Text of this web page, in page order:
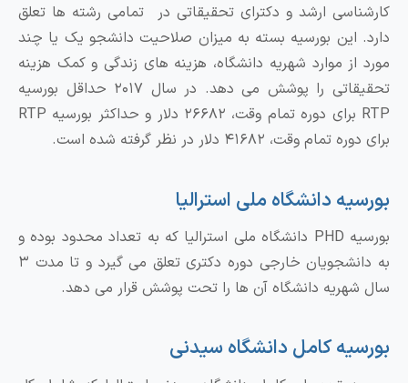
کارشناسی ارشد و دکترای تحقیقاتی در تمامی رشته‌ ها تعلق
دارد. این بورسیه بسته به میزان صلاحیت دانشجو یک یا چند
مورد از موارد شهریه دانشگاه، هزینه های زندگی و کمک هزینه
تحقیقاتی را پوشش می دهد. در سال ۲۰۱۷ حداقل بورسیه
RTP برای دوره تمام وقت، ۲۶۶۸۲ دلار و حداکثر بورسیه RTP
برای دوره تمام وقت، ۴۱۶۸۲ دلار در نظر گرفته شده است.
بورسیه دانشگاه ملی استرالیا
بورسیه PHD دانشگاه ملی استرالیا که به تعداد محدود بوده و
به دانشجویان خارجی دوره دکتری تعلق می گیرد و تا مدت ۳
سال شهریه دانشگاه آن ها را تحت پوشش قرار می دهد.
بورسیه کامل دانشگاه سیدنی